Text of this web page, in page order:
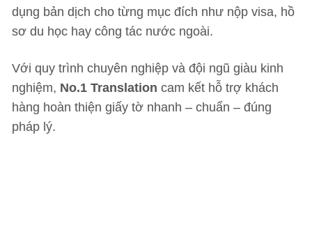
dụng bản dịch cho từng mục đích như nộp visa, hồ
sơ du học hay công tác nước ngoài.
Với quy trình chuyên nghiệp và đội ngũ giàu kinh
nghiệm, No.1 Translation cam kết hỗ trợ khách
hàng hoàn thiện giấy tờ nhanh – chuẩn – đúng
pháp lý.